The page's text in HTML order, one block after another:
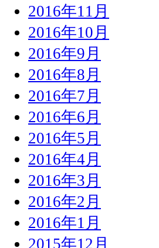
2016年11月
2016年10月
2016年9月
2016年8月
2016年7月
2016年6月
2016年5月
2016年4月
2016年3月
2016年2月
2016年1月
2015年12月